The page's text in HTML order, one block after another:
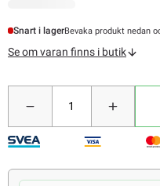
Snart i lagerBevaka produkt nedan
Se om varan finns i butik